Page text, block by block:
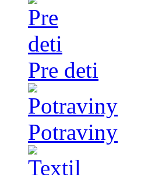
Pre deti
Potraviny